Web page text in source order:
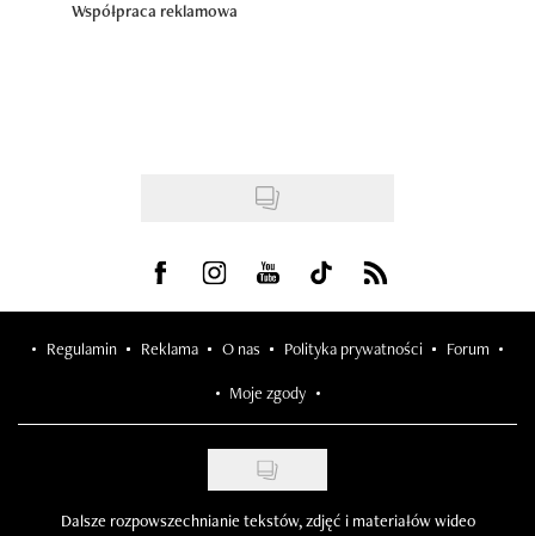
Współpraca reklamowa
Visit us on Facebook
Visit us on Instagram
Visit us on Youtube
Visit us on Tiktok
Visit us on Rss
Regulamin Reklama O nas Polityka prywatności Forum
Moje zgody
Dalsze rozpowszechnianie tekstów, zdjęć i materiałów wideo